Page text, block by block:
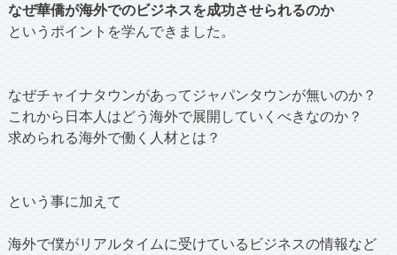
なぜ華僑が海外でのビジネスを成功させられるのか
というポイントを学んできました。
なぜチャイナタウンがあってジャパンタウンが無いのか？
これから日本人はどう海外で展開していくべきなのか？
求められる海外で働く人材とは？
という事に加えて
海外で僕がリアルタイムに受けているビジネスの情報など